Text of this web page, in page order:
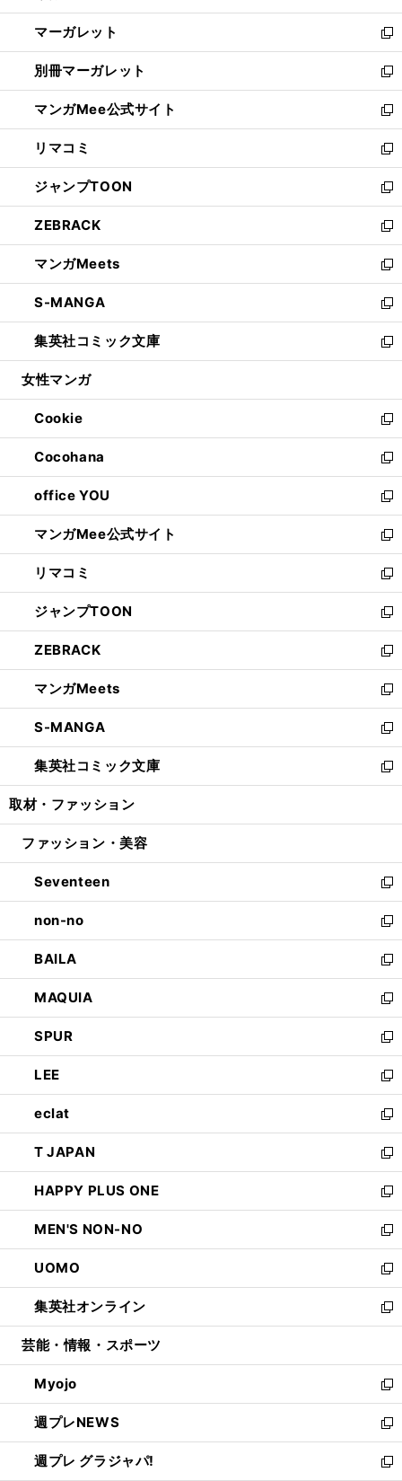
開
く
ウ
で
開
く
ン
ド
ウ
で
開
く
し
い
ウ
ィ
ン
ド
ウ
で
開
く
マーガレット
新
し
い
ウ
ィ
ン
ド
ウ
で
開
く
別冊マーガレット
新
し
い
ウ
ィ
ン
ド
ウ
で
開
く
マンガMee公式サイト
新
し
い
ウ
ィ
ン
ド
ウ
で
開
く
リマコミ
新
し
い
ウ
ィ
ン
ド
ウ
で
開
く
ジャンプTOON
新
し
い
ウ
ィ
ン
ド
ウ
で
開
ZEBRACK
新
し
い
ウ
ィ
ン
ド
ウ
開
く
マンガMeets
新
し
い
ウ
ィ
ン
ウ
で
開
く
S-MANGA
新
し
い
ウ
ン
ド
ウ
で
開
く
集英社コミック文庫
新
し
ウ
ィ
ン
ド
ウ
で
開
く
女性マンガ
Cookie
新
し
い
ウ
ィ
ン
ド
ウ
で
開
く
Cocohana
新
し
い
ウ
ィ
ン
ド
ウ
で
開
く
office YOU
新
し
い
ウ
ィ
ン
ド
ウ
で
開
く
マンガMee公式サイト
新
し
い
ウ
ィ
ン
ド
ウ
で
開
く
リマコミ
新
し
い
ウ
ィ
ン
ド
ウ
で
開
く
ジャンプTOON
新
し
い
ウ
ィ
ン
ド
ウ
で
開
ZEBRACK
新
し
い
ウ
ィ
ン
ド
ウ
開
マンガMeets
新
し
い
ウ
ィ
ン
ウ
開
く
S-MANGA
新
し
い
ウ
ン
ウ
で
開
く
集英社コミック文庫
新
し
ウ
ン
ド
ウ
で
開
く
取材・ファッション
ファッション・美容
Seventeen
新
し
い
ウ
ィ
ン
ド
ウ
で
開
く
non-no
新
し
い
ウ
ィ
ン
ド
ウ
で
開
く
BAILA
新
し
い
ウ
ィ
ン
ド
ウ
で
開
く
MAQUIA
新
し
い
ウ
ィ
ン
ド
ウ
で
開
く
SPUR
新
し
い
ウ
ィ
ン
ド
ウ
で
開
く
LEE
新
し
い
ウ
ィ
ン
ド
ウ
で
開
く
eclat
新
し
い
ウ
ィ
ン
ド
ウ
で
開
く
T JAPAN
新
し
い
ウ
ィ
ン
ド
ウ
で
開
HAPPY PLUS ONE
新
し
い
ウ
ィ
ン
ド
ウ
開
く
MEN'S NON-NO
新
し
い
ウ
ィ
ン
ウ
で
開
く
UOMO
新
し
い
ウ
ン
ド
ウ
で
開
く
集英社オンライン
新
し
ウ
ィ
ン
ド
ウ
で
芸能・情報・スポーツ
Myojo
新
し
い
ウ
ィ
週プレNEWS
新
し
い
週プレ グラジャパ!
新